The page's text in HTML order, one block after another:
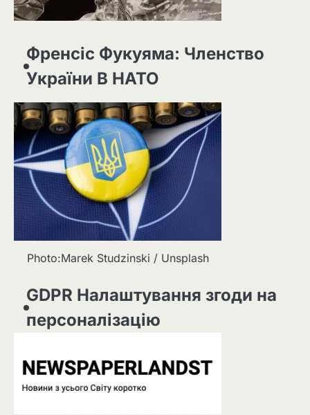
Френсіс Фукуяма: Членство
України В НАТО
Photo:Marek Studzinski / Unsplash
GDPR Налаштування згоди на
персоналізацію